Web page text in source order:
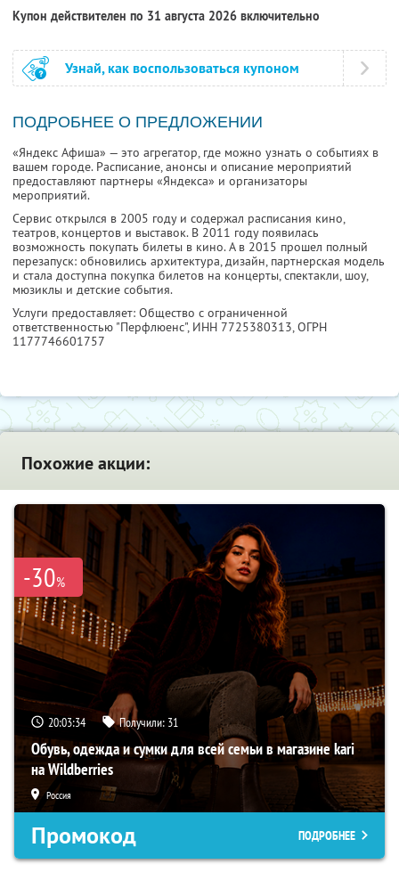
Купон действителен по 31 августа 2026 включительно
Узнай, как воспользоваться купоном
ПОДРОБНЕЕ О ПРЕДЛОЖЕНИИ
«Яндекс Афиша» — это агрегатор, где можно узнать о событиях в
вашем городе. Расписание, анонсы и описание мероприятий
предоставляют партнеры «Яндекса» и организаторы
мероприятий.
Сервис открылся в 2005 году и содержал расписания кино,
театров, концертов и выставок. В 2011 году появилась
возможность покупать билеты в кино. А в 2015 прошел полный
перезапуск: обновились архитектура, дизайн, партнерская модель
и стала доступна покупка билетов на концерты, спектакли, шоу,
мюзиклы и детские события.
Услуги предоставляет: Общество с ограниченной
ответственностью "Перфлюенс", ИНН 7725380313, ОГРН
1177746601757
Похожие акции:
-30%
20:03:33 Получили: 31
Обувь, одежда и сумки для всей семьи в магазине kari
на Wildberries
Россия
Промокод ПОДРОБНЕЕ